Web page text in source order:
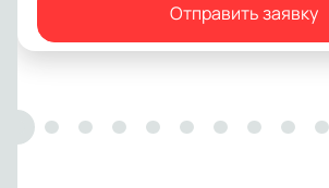
Отправить заявку